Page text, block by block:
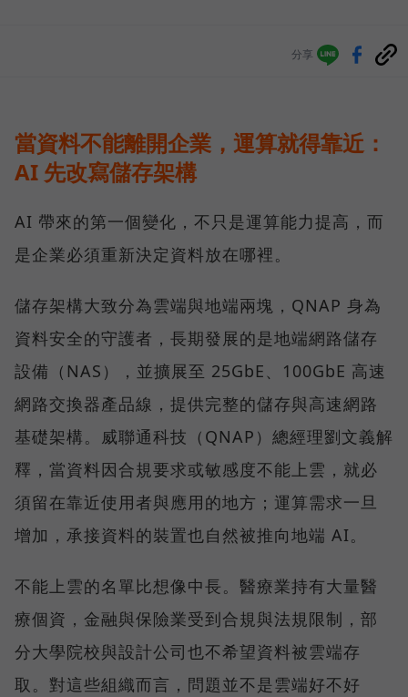
分享
當資料不能離開企業，運算就得靠近：
AI 先改寫儲存架構
AI 帶來的第一個變化，不只是運算能力提高，而
是企業必須重新決定資料放在哪裡。
儲存架構大致分為雲端與地端兩塊，QNAP 身為
資料安全的守護者，長期發展的是地端網路儲存
設備（NAS），並擴展至 25GbE、100GbE 高速
網路交換器產品線，提供完整的儲存與高速網路
基礎架構。威聯通科技（QNAP）總經理劉文義解
釋，當資料因合規要求或敏感度不能上雲，就必
須留在靠近使用者與應用的地方；運算需求一旦
增加，承接資料的裝置也自然被推向地端 AI。
不能上雲的名單比想像中長。醫療業持有大量醫
療個資，金融與保險業受到合規與法規限制，部
分大學院校與設計公司也不希望資料被雲端存
取。對這些組織而言，問題並不是雲端好不好